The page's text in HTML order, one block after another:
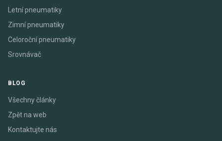
Letní pneumatiky
Zimní pneumatiky
Celoroční pneumatiky
Srovnávač
BLOG
Všechny články
Zpět na web
Kontaktujte nás